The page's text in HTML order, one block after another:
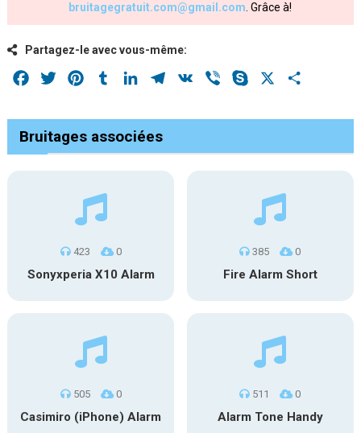
bruitagegratuit.com@gmail.com . Grâce à!
Partagez-le avec vous-même:
Facebook
Twitter PinterestTumblrLinkedInTelegram
VK Viber Skype
Bruitages associées
423 0
Sonyxperia X10 Alarm
385 0
Fire Alarm Short
505 0
Casimiro (iPhone) Alarm
511 0
Alarm Tone Handy